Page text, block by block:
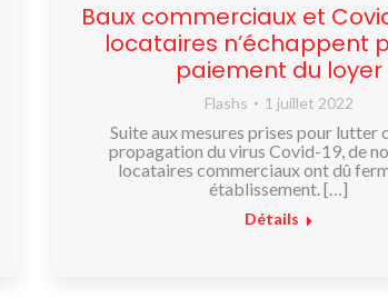
Baux commerciaux et
locataires n’échappent
paiement du loyer
Flashs 1 juillet 2022
Suite aux mesures prises pour lutter
propagation du virus Covid-19, de
locataires commerciaux ont dû
établissement. […]
Détails